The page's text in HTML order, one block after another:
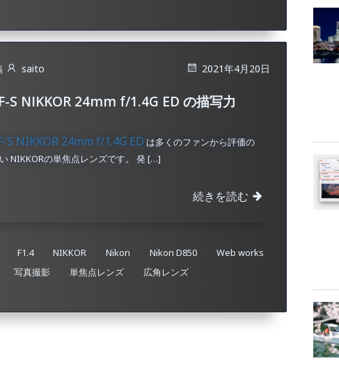
saito 2021年4月20日
S NIKKOR 24mm f/1.4G ED の描写力
S NIKKOR 24mm f/1.4G ED は多くのファンから評価の
NIKKORの単焦点レンズです。 発 […]
続きを読む
F1.4 NIKKOR Nikon Nikon D850
Web works
写真撮影 単焦点レンズ
広角レンズ